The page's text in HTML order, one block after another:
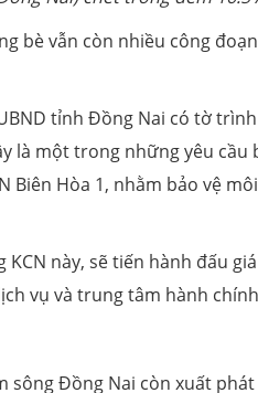
bè vẫn còn nhiều công
tỉnh Đồng Nai có tờ
là một trong những yêu
Biên Hòa 1, nhằm bảo vệ
này, sẽ tiến hành đấu
vụ và trung tâm hành
sông Đồng Nai còn xuất